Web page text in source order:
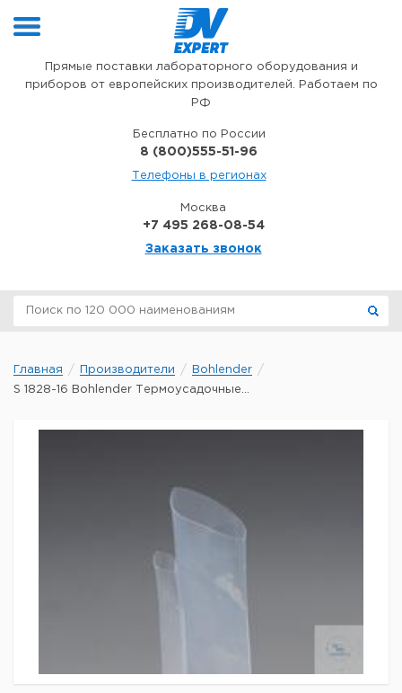
Прямые поставки лабораторного оборудования и
приборов от европейских производителей. Работаем по
РФ
Бесплатно по России
8 (800)555-51-96
Телефоны в регионах
Москва
+7 495 268-08-54
Заказать звонок
Главная Производители
Bohlender
S 1828-16 Bohlender Термоусадочные...